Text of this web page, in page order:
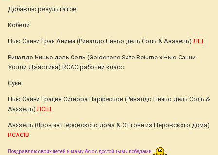
Добавлю результатов
Кобели:
Нью Санни Гран Анима (Риналдо Ниньо дель Соль & Азазель)ЛЩ
Риналдо Ниньо дель Соль (Goldenone Safe Returne x Нью Санни
Уолли Джастина) RCAC рабочий класс
Суки:
Нью Санни Грация Сигнора Пэрфесьон (Риналдо Ниньо дель Соль &
Азазель)ЛСЩ
Азазель (Ярон из Перовского дома & Эттони из Перовского дома)
RCACIB
Поздравляю своих детей и маму Асю с достойными победами